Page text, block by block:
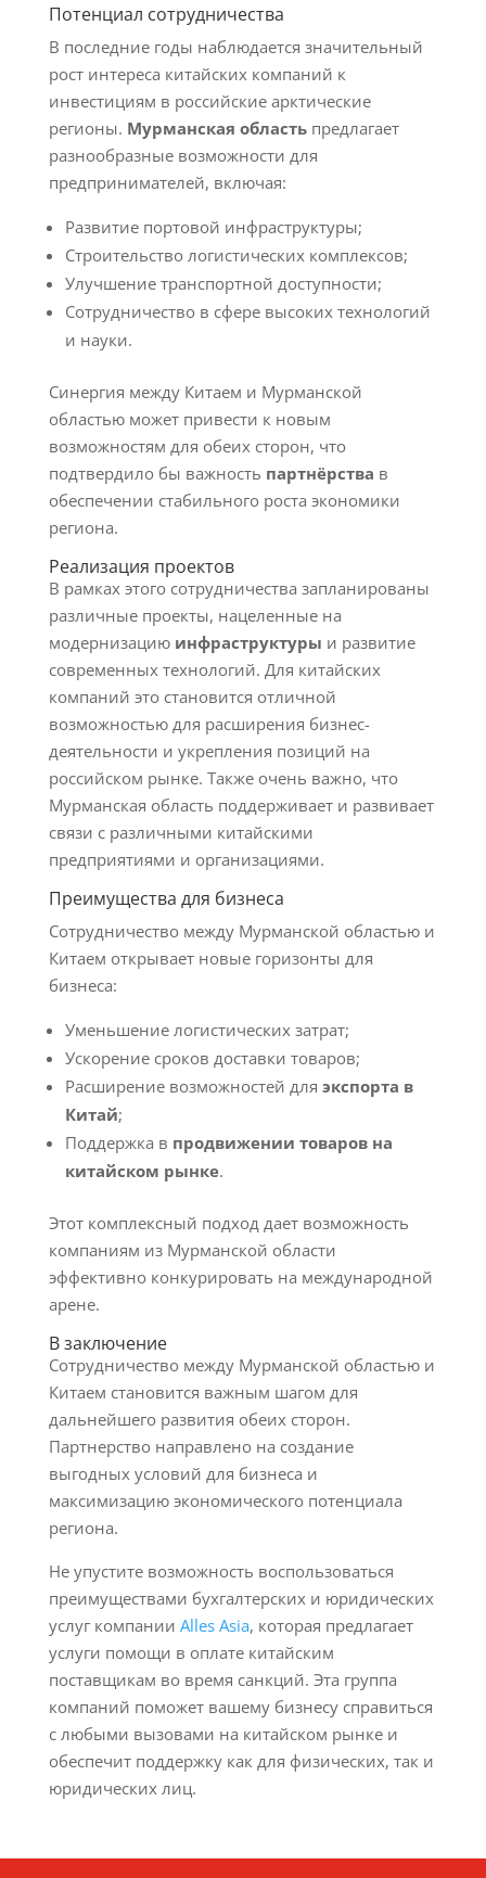
Потенциал сотрудничества
В последние годы наблюдается значительный
рост интереса китайских компаний к
инвестициям в российские арктические
регионы. Мурманская областьпредлагает
разнообразные возможности для
предпринимателей, включая:
Развитие портовой инфраструктуры;
Строительство логистических комплексов;
Улучшение транспортной доступности;
Сотрудничество в сфере высоких технологий
и науки.
Синергия между Китаем и Мурманской
областью может привести к новым
возможностям для обеих сторон, что
подтвердило бы важность партнёрства в
обеспечении стабильного роста экономики
региона.
Реализация проектов
В рамках этого сотрудничества запланированы
различные проекты, нацеленные на
модернизацию инфраструктуры и развитие
современных технологий. Для китайских
компаний это становится отличной
возможностью для расширения бизнес-
деятельности и укрепления позиций на
российском рынке. Также очень важно, что
Мурманская область поддерживает и развивает
связи с различными китайскими
предприятиями и организациями.
Преимущества для бизнеса
Сотрудничество между Мурманской областью и
Китаем открывает новые горизонты для
бизнеса:
Уменьшение логистических затрат;
Ускорение сроков доставки товаров;
Расширение возможностей для экспорта в
Китай;
Поддержка в продвижении товаров на
китайском рынке.
Этот комплексный подход дает возможность
компаниям из Мурманской области
эффективно конкурировать на международной
арене.
В заключение
Сотрудничество между Мурманской областью и
Китаем становится важным шагом для
дальнейшего развития обеих сторон.
Партнерство направлено на создание
выгодных условий для бизнеса и
максимизацию экономического потенциала
региона.
Не упустите возможность воспользоваться
преимуществами бухгалтерских и юридических
услуг компании Alles Asia, которая предлагает
услуги помощи в оплате китайским
поставщикам во время санкций. Эта группа
компаний поможет вашему бизнесу справиться
с любыми вызовами на китайском рынке и
обеспечит поддержку как для физических, так и
юридических лиц.